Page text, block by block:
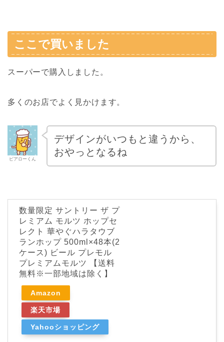
ここで買いました
スーパーで購入しました。
多くのお店でよく見かけます。
ビアローくん
デザインがいつもと違うから、
おやっとなるね
数量限定 サントリー ザ プ
レミアム モルツ ホップセ
レクト 華やぐハラタウブ
ランホップ 500ml×48本(2
ケース) ビール プレモル
プレミアムモルツ 【送料
無料※一部地域は除く】
Amazon
楽天市場
Yahooショッピング